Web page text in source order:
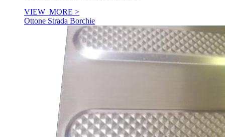
VIEW_MORE >
Ottone Strada Borchie